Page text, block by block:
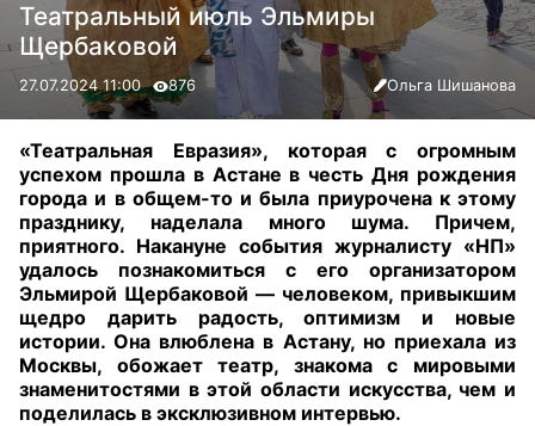
Театральный июль Эльмиры
Щербаковой
27.07.2024 11:00 876 Ольга Шишанова
«Театральная Евразия»,которая с огромным
успехом прошла в Астане в честь Дня рождения
города и в общем-то и была приурочена к этому
празднику, наделала много шума. Причем,
приятного. Накануне события журналисту «НП»
удалось познакомиться с его организатором
Эльмирой Щербаковой — человеком, привыкшим
щедро дарить радость, оптимизм и новые
истории. Она влюблена в Астану, но приехала из
Москвы, обожает театр, знакома с мировыми
знаменитостями в этой области искусства, чем и
поделилась в эксклюзивном интервью.